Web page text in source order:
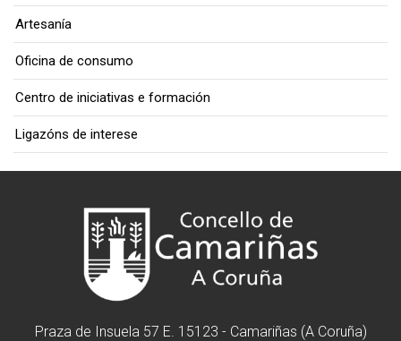
Artesanía
Oficina de consumo
Centro de iniciativas e formación
Ligazóns de interese
Praza de Insuela 57 E. 15123 - Camariñas (A Coruña)